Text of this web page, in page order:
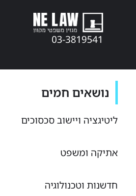
03-3819541
נושאים חמים
ליטיגציה ויישוב סכסוכים
אתיקה ומשפט
חדשנות וטכנולוגיה